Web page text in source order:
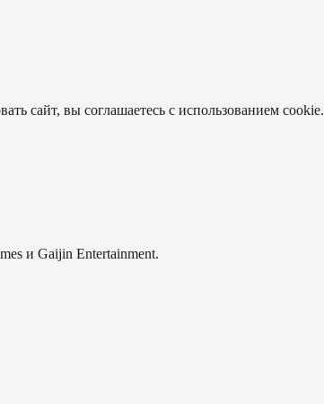
сайт, вы соглашаетесь с использованием cookie.
и Gaijin Entertainment.